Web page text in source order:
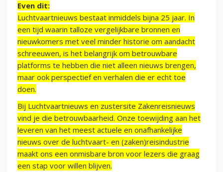
Even dit:
Luchtvaartnieuws bestaat inmiddels bijna 25 jaar. In
een tijd waarin talloze vergelijkbare bronnen en
nieuwkomers met veel minder historie om aandacht
schreeuwen, is het belangrijk om betrouwbare
platforms te hebben die niet alleen nieuws brengen,
maar ook perspectief en verhalen die er echt toe
doen.
Bij Luchtvaartnieuws en zustersite Zakenreisnieuws
vind je die betrouwbaarheid. Onze toewijding aan het
leveren van het meest actuele en onafhankelijke
nieuws over de luchtvaart- en (zaken)reisindustrie
maakt ons een onmisbare bron voor lezers die graag
een stap voor willen blijven.